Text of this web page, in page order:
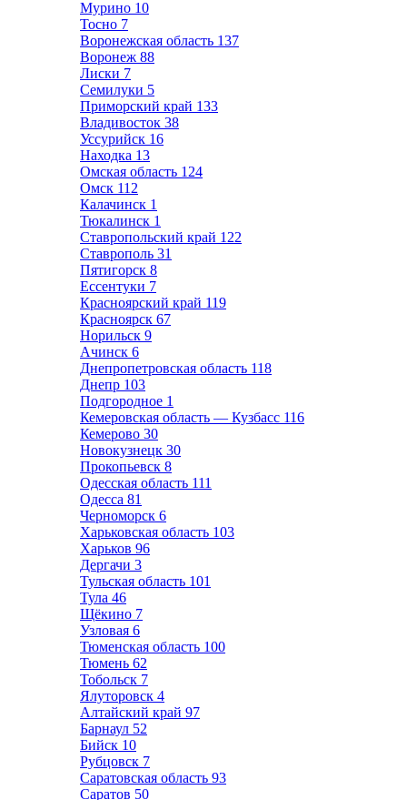
Мурино 10
Тосно 7
Воронежская область 137
Воронеж 88
Лиски 7
Семилуки 5
Приморский край 133
Владивосток 38
Уссурийск 16
Находка 13
Омская область 124
Омск 112
Калачинск 1
Тюкалинск 1
Ставропольский край 122
Ставрополь 31
Пятигорск 8
Ессентуки 7
Красноярский край 119
Красноярск 67
Норильск 9
Ачинск 6
Днепропетровская область 118
Днепр 103
Подгородное 1
Кемеровская область — Кузбасс 116
Кемерово 30
Новокузнецк 30
Прокопьевск 8
Одесская область 111
Одесса 81
Черноморск 6
Харьковская область 103
Харьков 96
Дергачи 3
Тульская область 101
Тула 46
Щёкино 7
Узловая 6
Тюменская область 100
Тюмень 62
Тобольск 7
Ялуторовск 4
Алтайский край 97
Барнаул 52
Бийск 10
Рубцовск 7
Саратовская область 93
Саратов 50